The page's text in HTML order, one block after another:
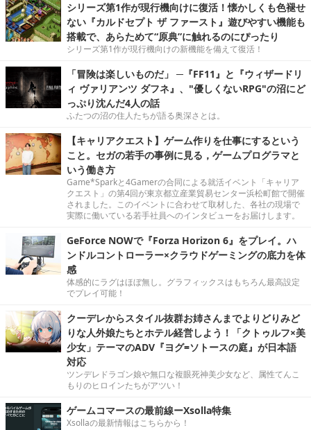
シリーズ第1作が現行機向けに復活！懐かしくも色褪せ
ない『カルドセプト ザ ファースト』遊びやすい機能も
搭載で、あらためて“原典”に触れるのにぴったり
シリーズ第1作が現行機向けの新機能を備えて復活！
「冒険は楽しいものだ」 ─『FF11』と『ウィザードリ
ィ ヴァリアンツ ダフネ』、"優しくないRPG"の沼にど
っぷり沈んだ4人の話
ふたつの沼の住人たちが語る奥深さとは。
【キャリアクエスト】ゲーム作りを仕事にするという
こと。セガの若手の事例に見る，ゲームプログラマと
いう働き方
Game*Sparkと4Gamerの合同による就活イベント「キャリア
クエスト」の第4回が東京都立産業貿易センター浜松町館で開催
されました。このイベントに合わせて取材した、各社の現場で
実際に働いている若手社員へのインタビューをお届けします。
GeForce NOWで『Forza Horizon 6』をプレイ。ハ
ンドルコントローラー×クラウドゲーミングの底力を体
感
体感的にラグはほぼ無し。グラフィックスはもちろん最高設定
でプレイ可能！
クーデレからスタイル抜群お姉さんまでよりどりみど
りな人外娘たちとホテル経営しよう！「クトゥルフ×美
少女」テーマのADV『ヨグ=ソトースの庭』が日本語
対応
ツンデレドラゴン娘や無口な複眼死神美少女など、属性てんこ
もりのヒロインたちがアツい！
ゲームコマースの最前線ーXsolla特集
Xsollaの最新情報はこちらから！